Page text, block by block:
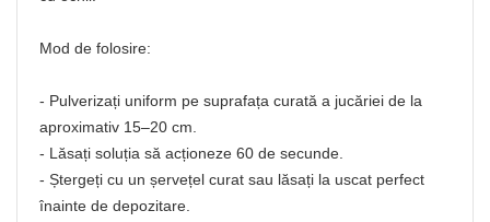
Mod de folosire:
- Pulverizați uniform pe suprafața curată a jucăriei de la
aproximativ 15–20 cm.
- Lăsați soluția să acționeze 60 de secunde.
- Ștergeți cu un șervețel curat sau lăsați la uscat perfect
înainte de depozitare.